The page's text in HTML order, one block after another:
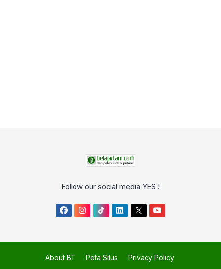
Follow our social media YES !
About BT Peta Situs
Privacy Policy